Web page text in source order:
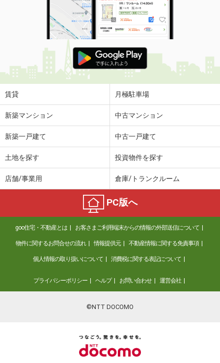
賃貸 月極駐車場
新築マンション 中古マンション
新築一戸建て 中古一戸建て
土地を探す 投資物件を探す
店舗/事業用 倉庫/トランクルーム
PC版へ
goo住宅・不動産とは お客さまご利用端末からの情報の外部送信について
物件に関するお問合せの流れ 情報提供元 不動産情報に関する免責事項
個人情報の取り扱いについて 消費税に関する表記について
プライバシーポリシー ヘルプ お問い合わせ 運営会社
©NTT DOCOMO